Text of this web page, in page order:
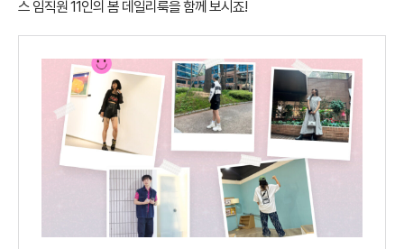
스 임직원 11인의 봄 데일리룩을 함께 보시죠!